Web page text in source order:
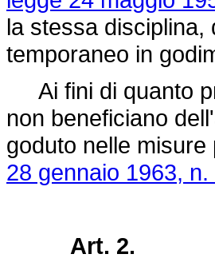
la stessa disciplina,
temporaneo in
Ai fini di quanto
non beneficiano
goduto nelle
28 gennaio 1963, n.
Art. 2.